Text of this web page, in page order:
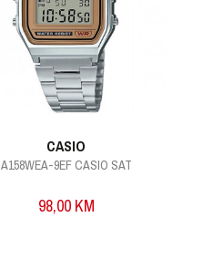
CASIO
A158WEA-9EF CASIO SAT
98,00 KM